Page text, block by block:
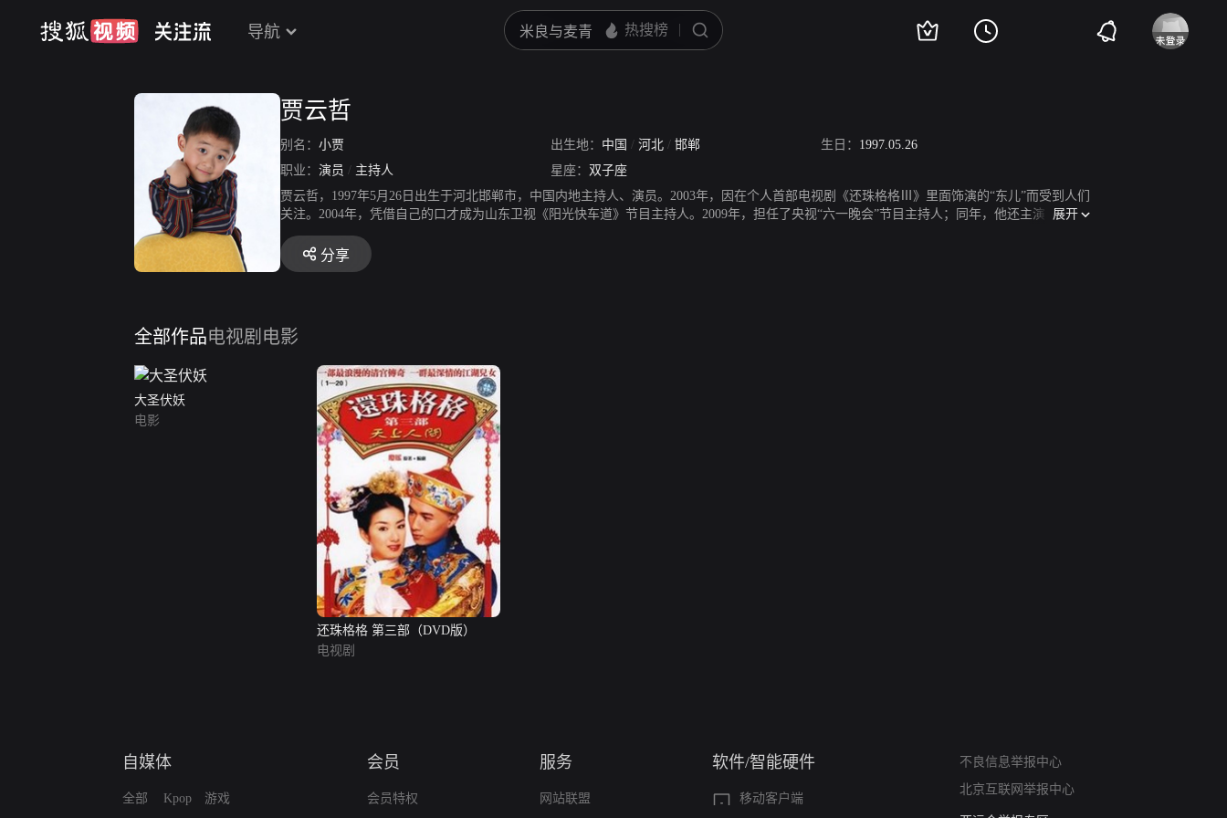
导航
贾云哲
别名： 小贾 出生地： 中国 / 河北 / 邯郸 生日： 1997.05.26
职业： 演员 / 主持人 星座： 双子座
贾云哲，1997年5月26日出生于河北邯郸市，中国内地主持人、演员。2003年，因在个人首部电视剧《还珠格格Ⅲ》里面饰演的“东儿”而受到人们
关注。2004年，凭借自己的口才成为山东卫视《阳光快车道》节目主持人。2009年，担任了央视“六一晚会”节目主持人；同年，他还主演了文明
礼仪教育题材剧《中小学生快乐礼仪》，从而受到更多关注。2012年，主持了北京第十届校园春晚“魅力校园”。2015年，成功晋级天津卫视喜剧
真人秀《笑傲江湖》复赛。2016年，以“童星学长”的身份参加了山东广播电视台真人秀节目《童星学院》第一季“一起唱歌吧”。
展开
分享
全部作品电视剧 电影
大圣伏妖
电影
还珠格格 第三部（DVD版）
电视剧
自媒体
全部 Kpop 游戏
会员
会员特权
服务
网站联盟
软件/智能硬件
移动客户端
不良信息举报中心
北京互联网举报中心
算法推荐专项举报